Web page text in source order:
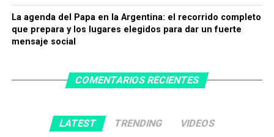
La agenda del Papa en la Argentina: el recorrido completo
que prepara y los lugares elegidos para dar un fuerte
mensaje social
COMENTARIOS RECIENTES
LATEST TRENDING VIDEOS